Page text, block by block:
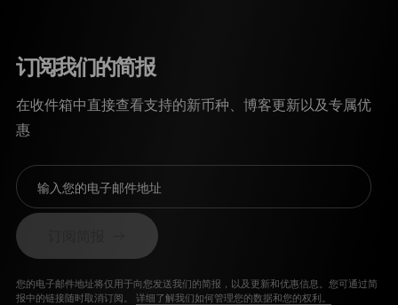
订阅我们的简报
在收件箱中直接查看支持的新币种、博客更新以及专属优
惠
输入您的电子邮件地址
您的电子邮件地址将仅用于向您发送我们的简报，以及更新和优惠信息。您可通过简
报中的链接随时取消订阅。 详细了解我们如何管理您的数据和您的权利。